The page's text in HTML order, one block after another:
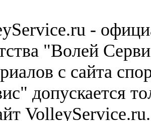
-
"Волей
с сайта
допускается